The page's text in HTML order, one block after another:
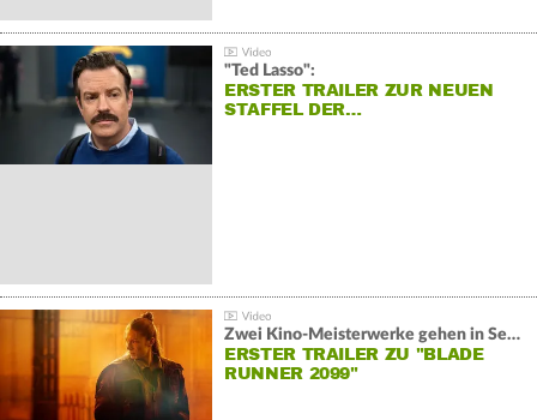
"Ted Lasso":
ERSTER TRAILER ZUR NEUEN
STAFFEL DER…
Zwei Kino-Meisterwerke gehen in Serie:
ERSTER TRAILER ZU "BLADE
RUNNER 2099"